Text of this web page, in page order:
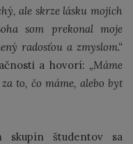
ale skrze lásku mojich
som prekonal moje
radosťou a zmyslom.“
a hovorí: „Máme
to, čo máme, alebo byť
skupín študentov sa